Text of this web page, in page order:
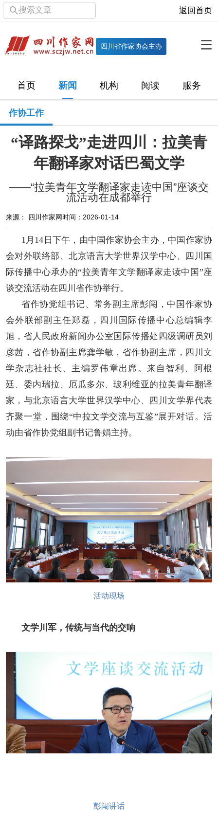
搜索文章 返回首页
四川省作家协会主办
首页 新闻 机构 阅读 服务
机构
直属单位 团体会员 主管社团 专门委员会
历届主席团
新闻
文学动态 作协工作 市州作协
十百千 网络文学 万千百十
阅读
校园文学 其他阅读 文学访谈 作家新作
入会须知 会员管理 文学奖项 报刊联盟
四川文学 星星诗刊 当代文坛 四川作家报
公告公示
公告公示 讣告 征稿启事
专题专栏
作协工作
“译路探戈”走进四川：拉美青
年翻译家对话巴蜀文学
——“拉美青年文学翻译家走读中国”座谈交
流活动在成都举行
来源： 四川作家网时间：2026-01-14
1月14日下午，由中国作家协会主办，中国作家协
会对外联络部、北京语言大学世界汉学中心、四川国
际传播中心承办的“拉美青年文学翻译家走读中国”座
谈交流活动在四川省作协举行。
省作协党组书记、常务副主席彭闯，中国作家协
会外联部副主任郑磊，四川国际传播中心总编辑李
旭，省人民政府新闻办公室国际传播处四级调研员刘
彦茜，省作协副主席龚学敏，省作协副主席，四川文
学杂志社社长、主编罗伟章出席。来自智利、阿根
廷、委内瑞拉、厄瓜多尔、玻利维亚的拉美青年翻译
家，与北京语言大学世界汉学中心、四川文学界代表
齐聚一堂，围绕“中拉文学交流与互鉴”展开对话。活
动由省作协党组副书记鲁娟主持。
活动现场
文学川军，传统与当代的交响
彭闯讲话